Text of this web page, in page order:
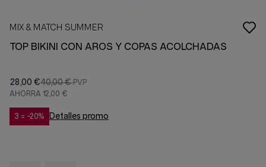
MIX & MATCH SUMMER
TOP BIKINI CON AROS Y COPAS ACOLCHADAS
28,00 €40,00 €
AHORRA 12,00 €
3 = -20% Detalles promo